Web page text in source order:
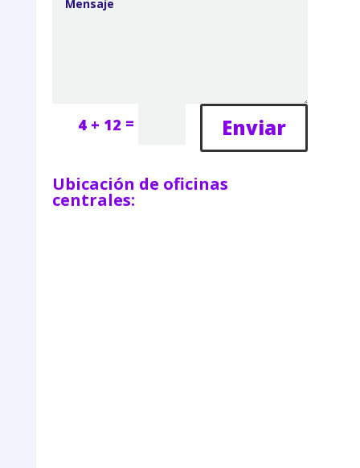
4 + 12 = Enviar
Ubicación de oficinas
centrales: